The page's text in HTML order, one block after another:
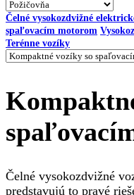
Čelné vysokozdvižné
spaľovacím motorom
Terénne vozíky
Čelné vysokozdvižné
predstavujú to pravé